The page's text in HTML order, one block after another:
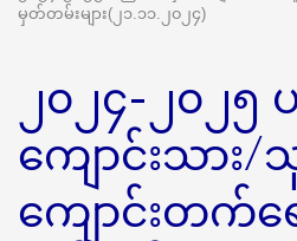
မှတ်တမ်းများ(၂၁.၁၁.၂၀၂၄)
၂၀၂၄-၂၀၂
ကျောင်းသား/သူ
ကျောင်းတက်ရ